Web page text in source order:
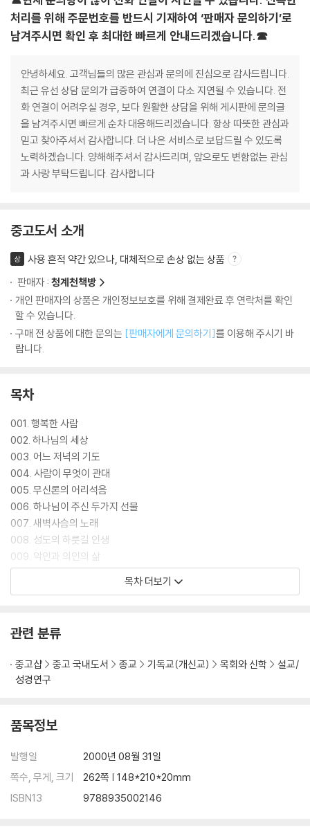
처리를 위해 주문번호를 반드시 기재하여 ‘판매자 문의하기’로
남겨주시면 확인 후 최대한 빠르게 안내드리겠습니다.☎
안녕하세요. 고객님들의 많은 관심과 문의에 진심으로 감사드립니다.
최근 유선 상담 문의가 급증하여 연결이 다소 지연될 수 있습니다. 전
화 연결이 어려우실 경우, 보다 원활한 상담을 위해 게시판에 문의글
을 남겨주시면 빠르게 순차 대응해드리겠습니다. 항상 따뜻한 관심과
믿고 찾아주셔서 감사합니다. 더 나은 서비스로 보답드릴 수 있도록
노력하겠습니다. 양해해주셔서 감사드리며, 앞으로도 변함없는 관심
과 사랑 부탁드립니다. 감사합니다
중고도서 소개
상
사용 흔적 약간 있으나, 대체적으로 손상 없는 상품
판매자 : 청계천책방
개인 판매자의 상품은 개인정보보호를 위해 결제완료 후 연락처를 확인
할 수 있습니다.
구매 전 상품에 대한 문의는 [판매자에게 문의하기]를 이용해 주시기 바
랍니다.
목차
001. 행복한 사람
002. 하나님의 세상
003. 어느 저녁의 기도
004. 사람이 무엇이 관대
005. 무신론의 어리석음
006. 하나님이 주신 두가지 선물
007. 새벽사슴의 노래
008. 성도의 하룻길 인생
009. 악인과 의인의 삶
010. 세상이 불공평해 보일 때
목차 더보기
관련 분류
중고샵 중고 국내도서 종교 기독교(개신교) 목회와 신학
설교/
성경연구
품목정보
발행일
2000년 08월 31일
쪽수, 무게, 크기
262쪽 | 148*210*20mm
ISBN13
9788935002146